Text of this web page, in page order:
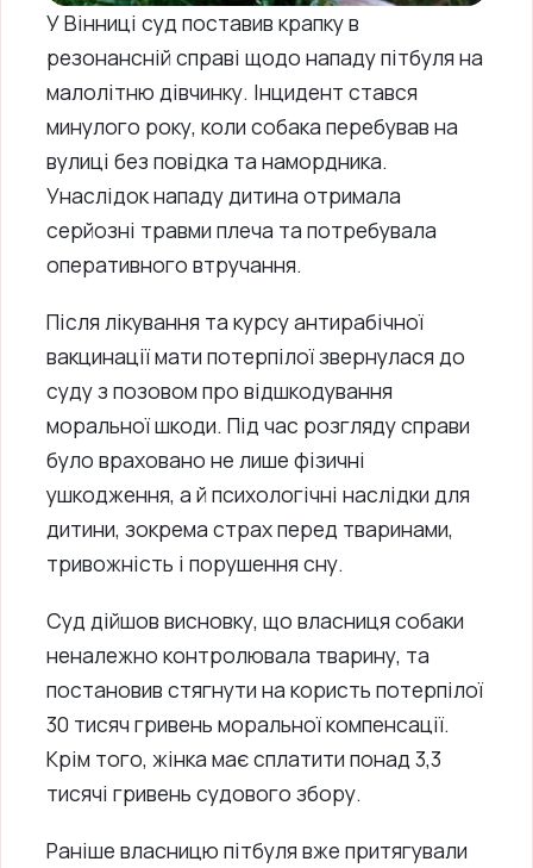
У Вінниці суд поставив крапку в
резонансній справі щодо нападу пітбуля на
малолітню дівчинку. Інцидент стався
минулого року, коли собака перебував на
вулиці без повідка та намордника.
Унаслідок нападу дитина отримала
серйозні травми плеча та потребувала
оперативного втручання.
Після лікування та курсу антирабічної
вакцинації мати потерпілої звернулася до
суду з позовом про відшкодування
моральної шкоди. Під час розгляду справи
було враховано не лише фізичні
ушкодження, а й психологічні наслідки для
дитини, зокрема страх перед тваринами,
тривожність і порушення сну.
Суд дійшов висновку, що власниця собаки
неналежно контролювала тварину, та
постановив стягнути на користь потерпілої
30 тисяч гривень моральної компенсації.
Крім того, жінка має сплатити понад 3,3
тисячі гривень судового збору.
Раніше власницю пітбуля вже притягували